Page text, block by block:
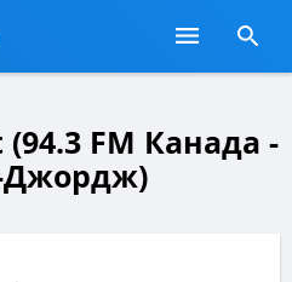
FM Канада -
Джордж)